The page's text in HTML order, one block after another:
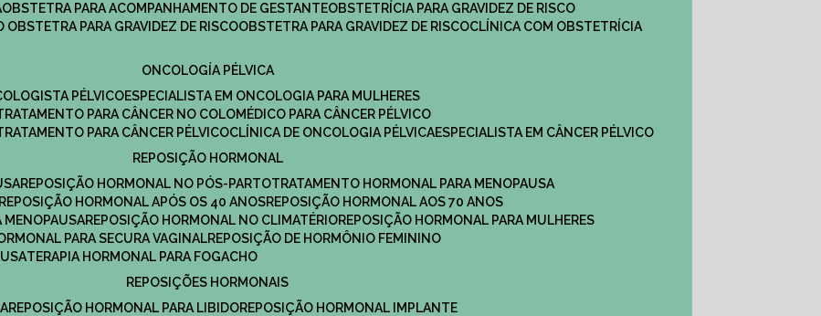
OBSTETRA PARA ACOMPANHAMENTO DE GESTANTE
OBSTETRÍCIA PARA GRAVIDEZ DE RISCO
OBSTETRA PARA GRAVIDEZ DE RISCO OBSTETRA PARA GRAVIDEZ DE RISCO
CLÍNICA COM OBSTETRÍCIA
ONCOLOGÍA PÉLVICA
PÉLVICO ESPECIALISTA EM ONCOLOGIA PARA MULHERES
TRATAMENTO PARA CÂNCER NO COLO
MÉDICO PARA CÂNCER PÉLVICO
TRATAMENTO PARA CÂNCER PÉLVICO CLÍNICA DE ONCOLOGIA PÉLVICA ESPECIALISTA EM CÂNCER PÉLVICO
REPOSIÇÃO HORMONAL
REPOSIÇÃO HORMONAL NO PÓS-PARTO
TRATAMENTO HORMONAL PARA MENOPAUSA
REPOSIÇÃO HORMONAL APÓS OS 40 ANOS
REPOSIÇÃO HORMONAL AOS 70 ANOS
MENOPAUSA
REPOSIÇÃO HORMONAL NO CLIMATÉRIO
REPOSIÇÃO HORMONAL PARA MULHERES
PARA SECURA VAGINAL
REPOSIÇÃO DE HORMÔNIO FEMININO
TERAPIA HORMONAL PARA FOGACHO
REPOSIÇÕES HORMONAIS
REPOSIÇÃO HORMONAL PARA LIBIDO
REPOSIÇÃO HORMONAL IMPLANTE